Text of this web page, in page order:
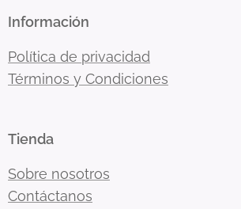
Información
Política de privacidad
Términos y Condiciones
Tienda
Sobre nosotros
Contáctanos